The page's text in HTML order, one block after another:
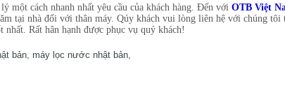
một cách nhanh nhất yêu cầu của khách hàng. Đến với OTB Việt
tại nhà đối với thân máy. Qúy khách vui lòng liên hệ với chúng tôi
nhất. Rất hân hạnh được phục vụ quý khách!
bản, máy lọc nước nhật bản,